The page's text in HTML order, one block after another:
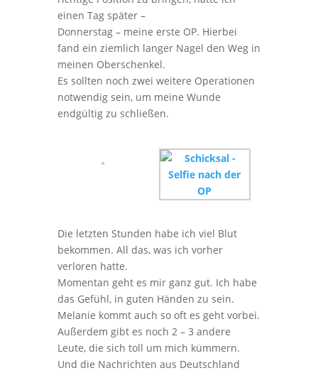
einen Tag später –
Donnerstag – meine erste OP. Hierbei
fand ein ziemlich langer Nagel den Weg in
meinen Oberschenkel.
Es sollten noch zwei weitere Operationen
notwendig sein, um meine Wunde
endgültig zu schließen.
Die letzten Stunden habe ich viel Blut
bekommen. All das, was ich vorher
verloren hatte.
Momentan geht es mir ganz gut. Ich habe
das Gefühl, in guten Händen zu sein.
Melanie kommt auch so oft es geht vorbei.
Außerdem gibt es noch 2 – 3 andere
Leute, die sich toll um mich kümmern.
Und die Nachrichten aus Deutschland